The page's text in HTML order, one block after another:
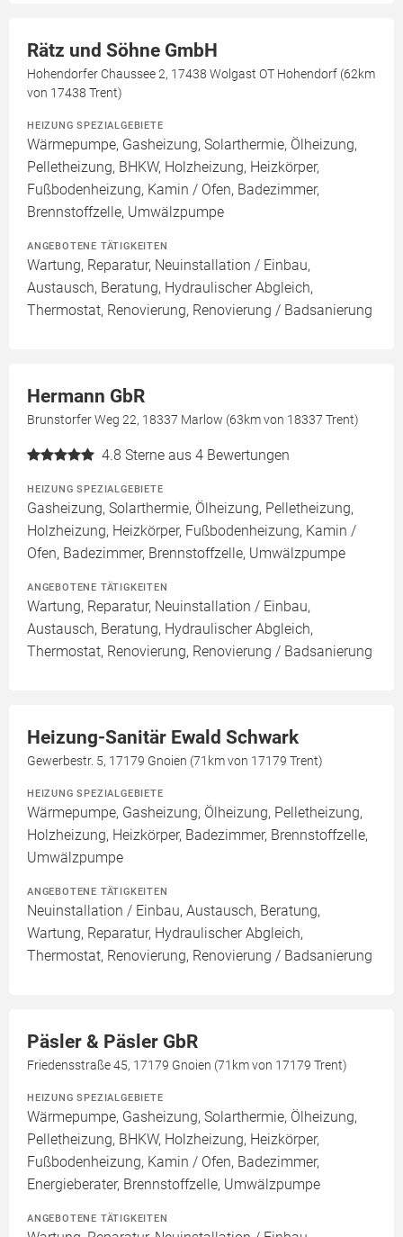
Rätz und Söhne GmbH
Hohendorfer Chaussee 2, 17438 Wolgast OT Hohendorf (62km
von 17438 Trent)
HEIZUNG SPEZIALGEBIETE
Wärmepumpe, Gasheizung, Solarthermie, Ölheizung,
Pelletheizung, BHKW, Holzheizung, Heizkörper,
Fußbodenheizung, Kamin / Ofen, Badezimmer,
Brennstoffzelle, Umwälzpumpe
ANGEBOTENE TÄTIGKEITEN
Wartung, Reparatur, Neuinstallation / Einbau,
Austausch, Beratung, Hydraulischer Abgleich,
Thermostat, Renovierung, Renovierung / Badsanierung
Hermann GbR
Brunstorfer Weg 22, 18337 Marlow (63km von 18337 Trent)
4.8 Sterne aus 4 Bewertungen
HEIZUNG SPEZIALGEBIETE
Gasheizung, Solarthermie, Ölheizung, Pelletheizung,
Holzheizung, Heizkörper, Fußbodenheizung, Kamin /
Ofen, Badezimmer, Brennstoffzelle, Umwälzpumpe
ANGEBOTENE TÄTIGKEITEN
Wartung, Reparatur, Neuinstallation / Einbau,
Austausch, Beratung, Hydraulischer Abgleich,
Thermostat, Renovierung, Renovierung / Badsanierung
Heizung-Sanitär Ewald Schwark
Gewerbestr. 5, 17179 Gnoien (71km von 17179 Trent)
HEIZUNG SPEZIALGEBIETE
Wärmepumpe, Gasheizung, Ölheizung, Pelletheizung,
Holzheizung, Heizkörper, Badezimmer, Brennstoffzelle,
Umwälzpumpe
ANGEBOTENE TÄTIGKEITEN
Neuinstallation / Einbau, Austausch, Beratung,
Wartung, Reparatur, Hydraulischer Abgleich,
Thermostat, Renovierung, Renovierung / Badsanierung
Päsler & Päsler GbR
Friedensstraße 45, 17179 Gnoien (71km von 17179 Trent)
HEIZUNG SPEZIALGEBIETE
Wärmepumpe, Gasheizung, Solarthermie, Ölheizung,
Pelletheizung, BHKW, Holzheizung, Heizkörper,
Fußbodenheizung, Kamin / Ofen, Badezimmer,
Energieberater, Brennstoffzelle, Umwälzpumpe
ANGEBOTENE TÄTIGKEITEN